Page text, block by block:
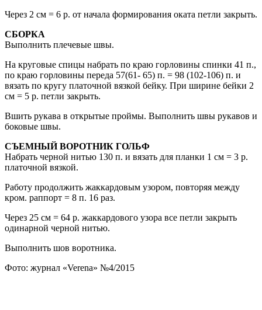
Через 2 см = 6 р. от начала формирования оката петли закрыть.
СБОРКА
Выполнить плечевые швы.
На круговые спицы набрать по краю горловины спинки 41 п.,
по краю горловины переда 57(61- 65) п. = 98 (102-106) п. и
вязать по кругу платочной вязкой бейку. При ширине бейки 2
см = 5 р. петли закрыть.
Вшить рукава в открытые проймы. Выполнить швы рукавов и
боковые швы.
СЪЕМНЫЙ ВОРОТНИК ГОЛЬФ
Набрать черной нитью 130 п. и вязать для планки 1 см = 3 р.
платочной вязкой.
Работу продолжить жаккардовым узором, повторяя между
кром. раппорт = 8 п. 16 раз.
Через 25 см = 64 р. жаккардового узора все петли закрыть
одинарной черной нитью.
Выполнить шов воротника.
Фото: журнал «Verena» №4/2015